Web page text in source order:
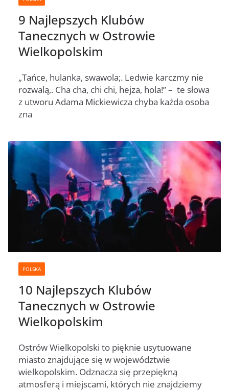
9 Najlepszych Klubów
Tanecznych w Ostrowie
Wielkopolskim
„Tańce, hulanka, swawola;. Ledwie karczmy nie
rozwalą,. Cha cha, chi chi, hejza, hola!” – te słowa
z utworu Adama Mickiewicza chyba każda osoba
zna
POLSKA
10 Najlepszych Klubów
Tanecznych w Ostrowie
Wielkopolskim
Ostrów Wielkopolski to pięknie usytuowane
miasto znajdujące się w województwie
wielkopolskim. Odznacza się przepiękną
atmosferą i miejscami, których nie znajdziemy